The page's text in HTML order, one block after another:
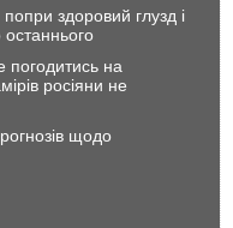
здоровий глузд і
на
росіяни не
щодо